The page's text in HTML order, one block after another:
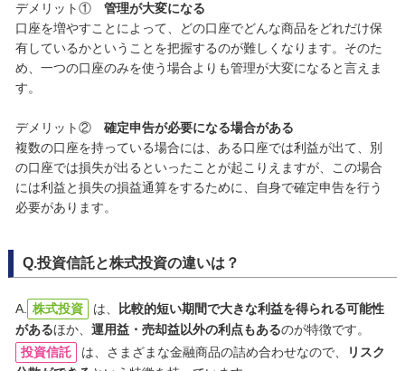
デメリット① 管理が大変になる
口座を増やすことによって、どの口座でどんな商品をどれだけ保
有しているかということを把握するのが難しくなります。そのた
め、一つの口座のみを使う場合よりも管理が大変になると言えま
す。
デメリット② 確定申告が必要になる場合がある
複数の口座を持っている場合には、ある口座では利益が出て、別
の口座では損失が出るといったことが起こりえますが、この場合
には利益と損失の損益通算をするために、自身で確定申告を行う
必要があります。
Q.投資信託と株式投資の違いは？
A. 株式投資 は、
比較的短い期間で大きな利益を得られる可能性
があるほか、 運用益・売却益以外の利点もあるのが特徴です。
投資信託
は、さまざまな金融商品の詰め合わせなので、
リスク